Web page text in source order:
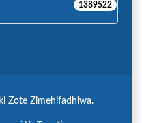
1389522
Zote Zimehifadhiwa.